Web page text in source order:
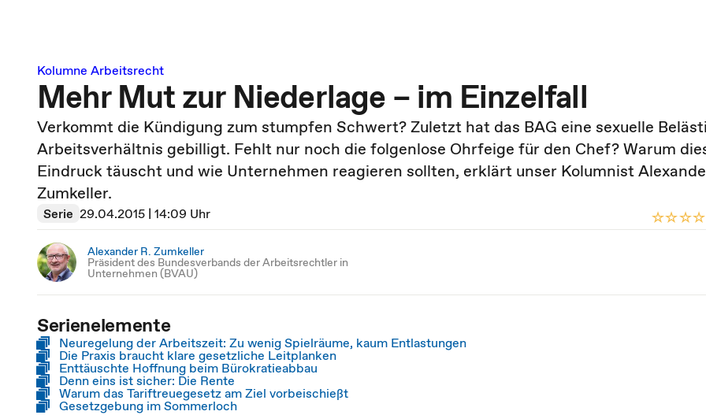
Kolumne Arbeitsrecht
Mehr Mut zur Niederlage – im Einzelfall
Verkommt die Kündigung zum stumpfen Schwert? Zuletzt hat das BAG eine sexuelle
Arbeitsverhältnis gebilligt. Fehlt nur noch die folgenlose Ohrfeige für den Chef? Warum
Eindruck täuscht und wie Unternehmen reagieren sollten, erklärt unser Kolumnist
Zumkeller.
Serie 29.04.2015 | 14:09 Uhr
Alexander R. Zumkeller
Präsident des Bundesverbands der Arbeitsrechtler in
Unternehmen (BVAU)
Serienelemente
Neuregelung der Arbeitszeit: Zu wenig Spielräume, kaum Entlastungen
Die Praxis braucht klare gesetzliche Leitplanken
Enttäuschte Hoffnung beim Bürokratieabbau
Denn eins ist sicher: Die Rente
Warum das Tariftreuegesetz am Ziel vorbeischießt
Gesetzgebung im Sommerloch